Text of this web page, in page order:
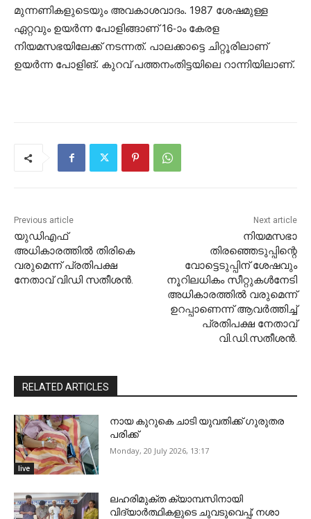
മുന്നണികളുടെയും അവകാശവാദം. 1987 ശേഷമുള്ള
ഏറ്റവും ഉയർന്ന പോളിങ്ങാണ് 16-ാം കേരള
നിയമസഭയിലേക്ക് നടന്നത്. പാലക്കാട്ടെ ചിറ്റൂരിലാണ്
ഉയർന്ന പോളിങ്. കുറവ് പത്തനംതിട്ടയിലെ റാന്നിയിലാണ്.
Previous article
യുഡിഎഫ്
അധികാരത്തിൽ തിരികെ
വരുമെന്ന് പ്രതിപക്ഷ
നേതാവ് വിഡി സതീശൻ.
Next article
നിയമസഭാ
തിരഞ്ഞെടുപ്പിന്റെ
വോട്ടെടുപ്പിന് ശേഷവും
നൂറിലധികം സീറ്റുകൾനേടി
അധികാരത്തിൽ വരുമെന്ന്
ഉറപ്പാണെന്ന് ആവർത്തിച്ച്
പ്രതിപക്ഷ നേതാവ്
വി.ഡി.സതീശൻ.
RELATED ARTICLES
live
നായ കുറുകെ ചാടി യുവതിക്ക് ഗുരുതര
പരിക്ക്
Monday, 20 July 2026, 13:17
ലഹരിമുക്ത ക്യാമ്പസിനായി
വിദ്യാർത്ഥികളുടെ ചുവടുവെപ്പ്; നശാ